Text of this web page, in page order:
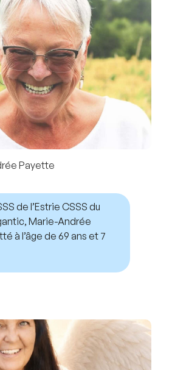
Payette
de l’Estrie CSSS du
Marie-Andrée
à l’âge de 69 ans et 7